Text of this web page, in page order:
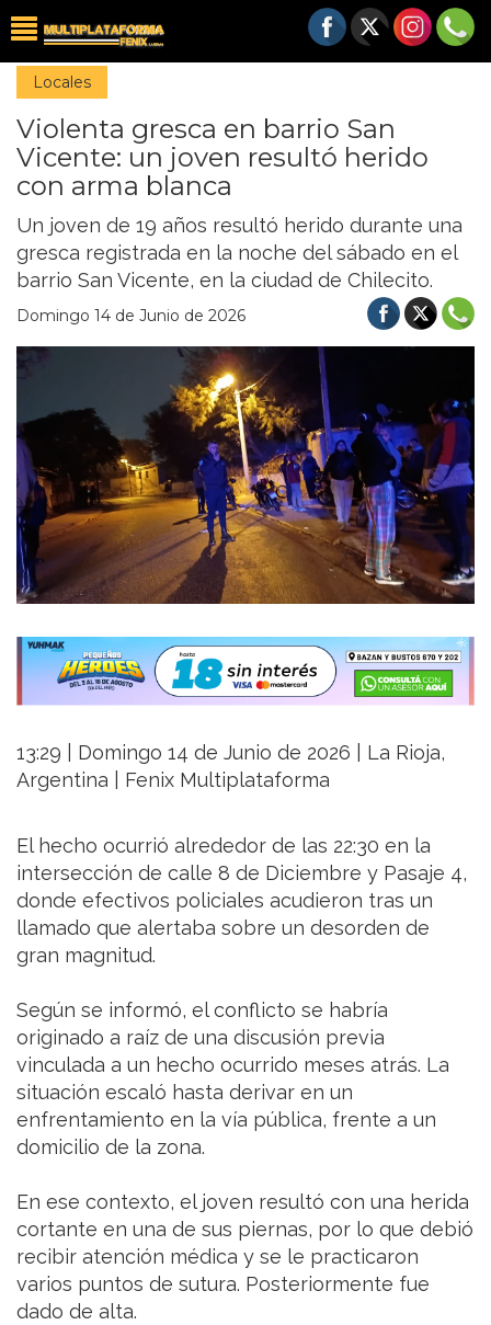
Locales
Violenta gresca en barrio San
Vicente: un joven resultó herido
con arma blanca
Un joven de 19 años resultó herido durante una
gresca registrada en la noche del sábado en el
barrio San Vicente, en la ciudad de Chilecito.
Domingo 14 de Junio de 2026
13:29 | Domingo 14 de Junio de 2026 | La Rioja,
Argentina | Fenix Multiplataforma
El hecho ocurrió alrededor de las 22:30 en la
intersección de calle 8 de Diciembre y Pasaje 4,
donde efectivos policiales acudieron tras un
llamado que alertaba sobre un desorden de
gran magnitud.
Según se informó, el conflicto se habría
originado a raíz de una discusión previa
vinculada a un hecho ocurrido meses atrás. La
situación escaló hasta derivar en un
enfrentamiento en la vía pública, frente a un
domicilio de la zona.
En ese contexto, el joven resultó con una herida
cortante en una de sus piernas, por lo que debió
recibir atención médica y se le practicaron
varios puntos de sutura. Posteriormente fue
dado de alta.